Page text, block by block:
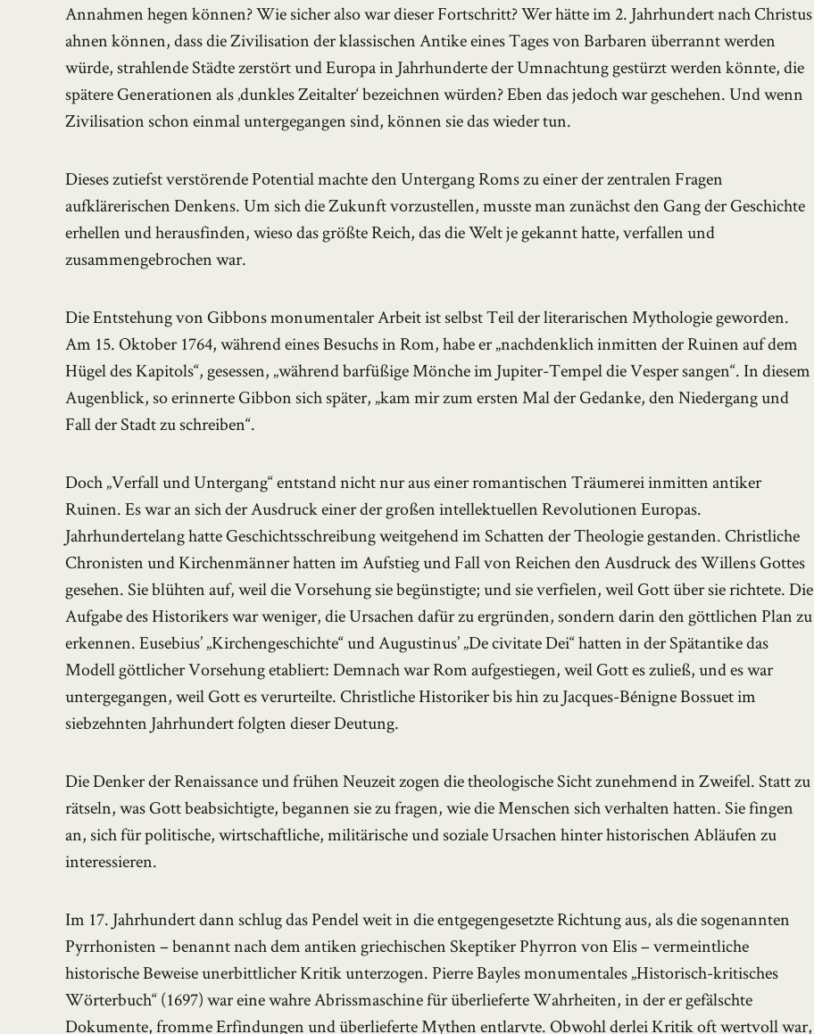
Annahmen hegen können? Wie sicher also war dieser Fortschritt? Wer hätte im 2. Jahrhundert nach Christus
ahnen können, dass die Zivilisation der klassischen Antike eines Tages von Barbaren überrannt werden
würde, strahlende Städte zerstört und Europa in Jahrhunderte der Umnachtung gestürzt werden könnte, die
spätere Generationen als ‚dunkles Zeitalter‘ bezeichnen würden? Eben das jedoch war geschehen. Und wenn
Zivilisation schon einmal untergegangen sind, können sie das wieder tun.
Dieses zutiefst verstörende Potential machte den Untergang Roms zu einer der zentralen Fragen
aufklärerischen Denkens. Um sich die Zukunft vorzustellen, musste man zunächst den Gang der Geschichte
erhellen und herausfinden, wieso das größte Reich, das die Welt je gekannt hatte, verfallen und
zusammengebrochen war.
Die Entstehung von Gibbons monumentaler Arbeit ist selbst Teil der literarischen Mythologie geworden.
Am 15. Oktober 1764, während eines Besuchs in Rom, habe er „nachdenklich inmitten der Ruinen auf dem
Hügel des Kapitols“, gesessen, „während barfüßige Mönche im Jupiter-Tempel die Vesper sangen“. In diesem
Augenblick, so erinnerte Gibbon sich später, „kam mir zum ersten Mal der Gedanke, den Niedergang und
Fall der Stadt zu schreiben“.
Doch „Verfall und Untergang“ entstand nicht nur aus einer romantischen Träumerei inmitten antiker
Ruinen. Es war an sich der Ausdruck einer der großen intellektuellen Revolutionen Europas.
Jahrhundertelang hatte Geschichtsschreibung weitgehend im Schatten der Theologie gestanden. Christliche
Chronisten und Kirchenmänner hatten im Aufstieg und Fall von Reichen den Ausdruck des Willens Gottes
gesehen. Sie blühten auf, weil die Vorsehung sie begünstigte; und sie verfielen, weil Gott über sie richtete. Die
Aufgabe des Historikers war weniger, die Ursachen dafür zu ergründen, sondern darin den göttlichen Plan zu
erkennen. Eusebius’ „Kirchengeschichte“ und Augustinus’ „De civitate Dei“ hatten in der Spätantike das
Modell göttlicher Vorsehung etabliert: Demnach war Rom aufgestiegen, weil Gott es zuließ, und es war
untergegangen, weil Gott es verurteilte. Christliche Historiker bis hin zu Jacques-Bénigne Bossuet im
siebzehnten Jahrhundert folgten dieser Deutung.
Die Denker der Renaissance und frühen Neuzeit zogen die theologische Sicht zunehmend in Zweifel. Statt zu
rätseln, was Gott beabsichtigte, begannen sie zu fragen, wie die Menschen sich verhalten hatten. Sie fingen
an, sich für politische, wirtschaftliche, militärische und soziale Ursachen hinter historischen Abläufen zu
interessieren.
Im 17. Jahrhundert dann schlug das Pendel weit in die entgegengesetzte Richtung aus, als die sogenannten
Pyrrhonisten – benannt nach dem antiken griechischen Skeptiker Phyrron von Elis – vermeintliche
historische Beweise unerbittlicher Kritik unterzogen. Pierre Bayles monumentales „Historisch-kritisches
Wörterbuch“ (1697) war eine wahre Abrissmaschine für überlieferte Wahrheiten, in der er gefälschte
Dokumente, fromme Erfindungen und überlieferte Mythen entlarvte. Obwohl derlei Kritik oft wertvoll war,